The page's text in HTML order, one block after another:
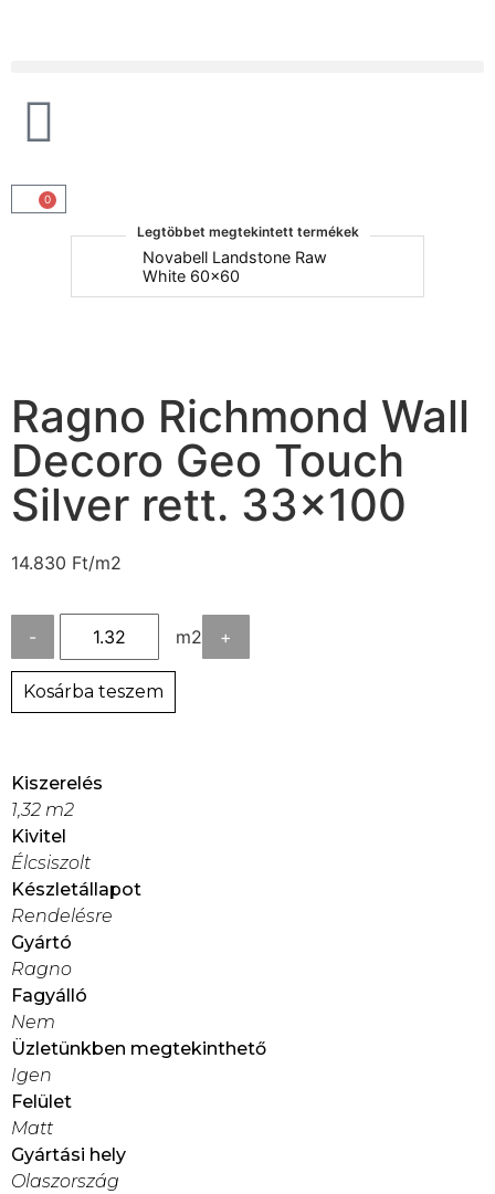
0
Legtöbbet megtekintett termékek
Novabell Landstone Raw
White 60x60
Ragno Richmond Wall
Decoro Geo Touch
Silver rett. 33×100
14.830 Ft/m2
- m2 +
Kosárba teszem
Kiszerelés
1,32 m2
Kivitel
Élcsiszolt
Készletállapot
Rendelésre
Gyártó
Ragno
Fagyálló
Nem
Üzletünkben megtekinthető
Igen
Felület
Matt
Gyártási hely
Olaszország